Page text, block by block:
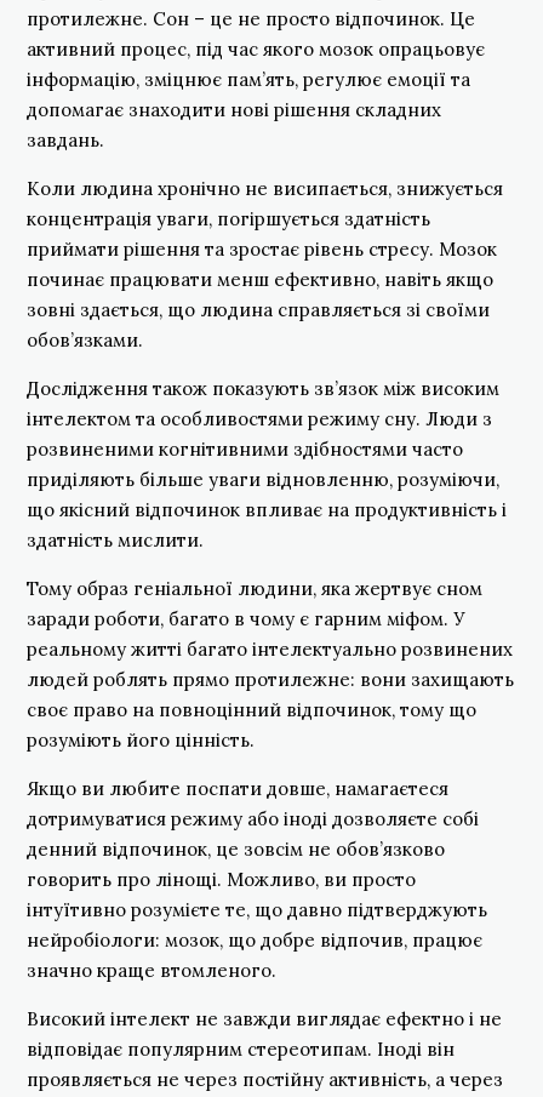
протилежне. Сон – це не просто відпочинок. Це
активний процес, під час якого мозок опрацьовує
інформацію, зміцнює пам’ять, регулює емоції та
допомагає знаходити нові рішення складних
завдань.
Коли людина хронічно не висипається, знижується
концентрація уваги, погіршується здатність
приймати рішення та зростає рівень стресу. Мозок
починає працювати менш ефективно, навіть якщо
зовні здається, що людина справляється зі своїми
обов’язками.
Дослідження також показують зв’язок між високим
інтелектом та особливостями режиму сну. Люди з
розвиненими когнітивними здібностями часто
приділяють більше уваги відновленню, розуміючи,
що якісний відпочинок впливає на продуктивність і
здатність мислити.
Тому образ геніальної людини, яка жертвує сном
заради роботи, багато в чому є гарним міфом. У
реальному житті багато інтелектуально розвинених
людей роблять прямо протилежне: вони захищають
своє право на повноцінний відпочинок, тому що
розуміють його цінність.
Якщо ви любите поспати довше, намагаєтеся
дотримуватися режиму або іноді дозволяєте собі
денний відпочинок, це зовсім не обов’язково
говорить про лінощі. Можливо, ви просто
інтуїтивно розумієте те, що давно підтверджують
нейробіологи: мозок, що добре відпочив, працює
значно краще втомленого.
Високий інтелект не завжди виглядає ефектно і не
відповідає популярним стереотипам. Іноді він
проявляється не через постійну активність, а через